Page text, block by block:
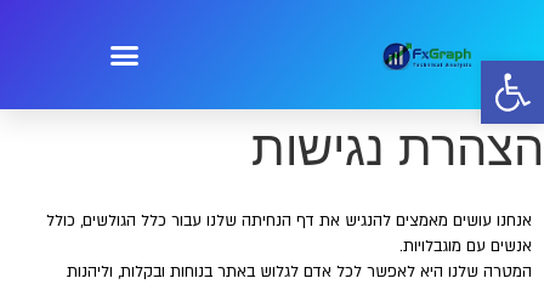
פתח סרגל נגישות
הצהרת נגישות
אנחנו עושים מאמצים להנגיש את דף הנחיתה שלנו עבור כלל הגולשים, כולל
אנשים עם מוגבלויות.
המטרה שלנו היא לאפשר לכל אדם לגלוש באתר בנוחות ובקלות, וליהנות